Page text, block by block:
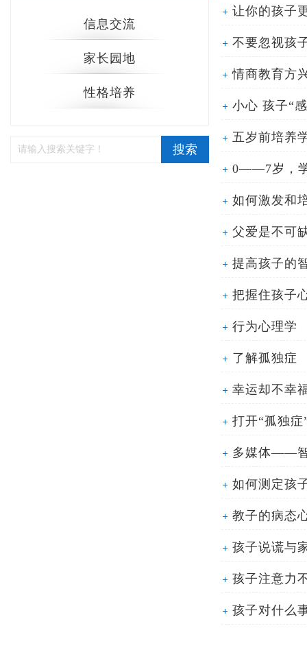
信息交流
家长园地
性格培养
搜索
让你的孩子
不要忽视孩
情商教育方
小心 孩子“
五岁前培养
0——7岁，
如何激发和
父爱是不可
提高孩子的
把握住孩子
行为心理学
了解孤独症
幸运却不幸
打开“孤独
多媒体——智
如何测定孩
教子的病态
孩子说谎与
孩子注意力
孩子对什么